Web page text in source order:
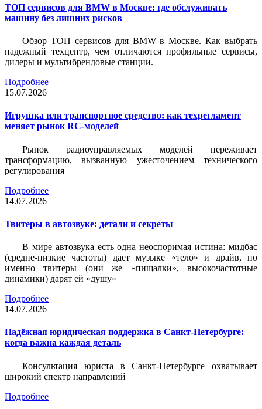
ТОП сервисов для BMW в Москве: где обслуживать
машину без лишних рисков
Обзор ТОП сервисов для BMW в Москве. Как выбрать
надежный техцентр, чем отличаются профильные сервисы,
дилеры и мультибрендовые станции.
Подробнее
15.07.2026
Игрушка или транспортное средство: как техрегламент
меняет рынок RC-моделей
Рынок радиоуправляемых моделей переживает
трансформацию, вызванную ужесточением технического
регулирования
Подробнее
14.07.2026
Твитеры в автозвуке: детали и секреты
В мире автозвука есть одна неоспоримая истина: мидбас
(средне-низкие частоты) дает музыке «тело» и драйв, но
именно твитеры (они же «пищалки», высокочастотные
динамики) дарят ей «душу»
Подробнее
14.07.2026
Надёжная юридическая поддержка в Санкт-Петербурге:
когда важна каждая деталь
Консультация юриста в Санкт-Петербурге охватывает
широкий спектр направлений
Подробнее